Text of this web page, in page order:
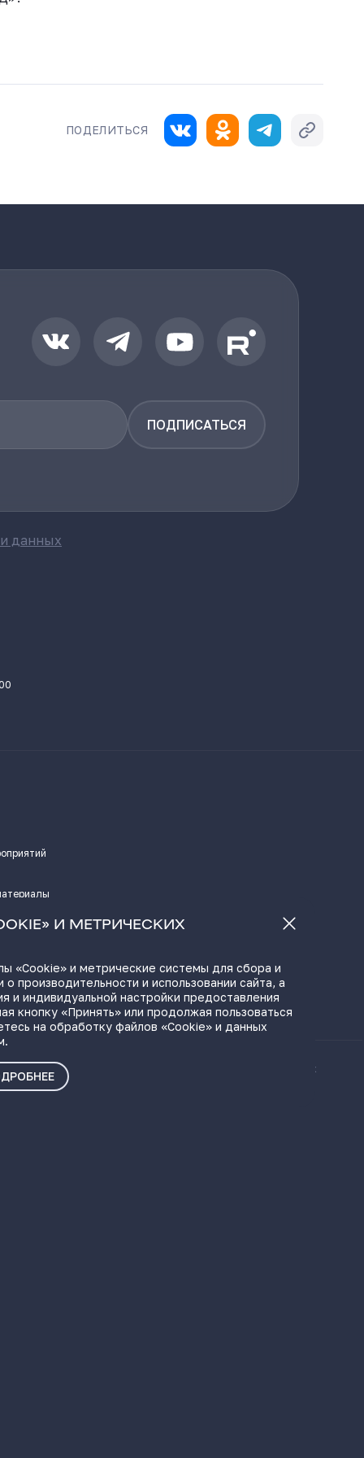
ПОДЕЛИТЬСЯ
ПОДПИСАТЬСЯ
данных
материалы
Политика о персональных
И МЕТРИЧЕСКИХ
«Cookie» и метрические системы для сбора и
производительности и использовании сайта, а
и индивидуальной настройки предоставления
кнопку «Принять» или продолжая пользоваться
на обработку файлов «Cookie» и данных